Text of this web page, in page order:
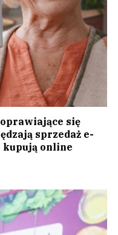
się
sprzedaż e-
kupują online